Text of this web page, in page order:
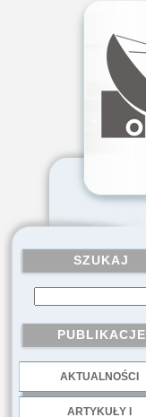
SZUKAJ
PUBLIKACJE
AKTUALNOŚCI
ARTYKUŁY I